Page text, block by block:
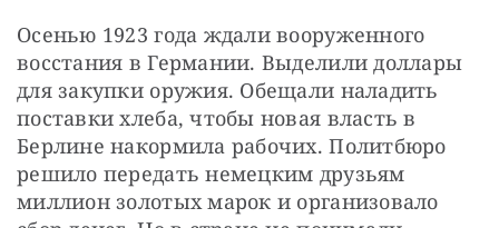
Осенью 1923 года ждали вооруженного
восстания в Германии. Выделили доллары
для закупки оружия. Обещали наладить
поставки хлеба, чтобы новая власть в
Берлине накормила рабочих. Политбюро
решило передать немецким друзьям
миллион золотых марок и организовало